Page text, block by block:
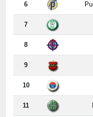
6
7
8
9
10
11